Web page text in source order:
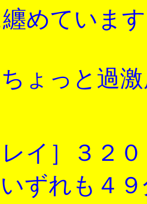
めていま
ょっと過
イ］３２
ずれも４